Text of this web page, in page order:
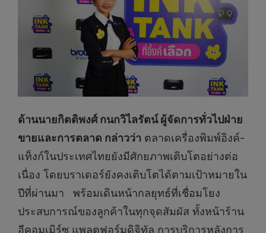
ด้านนายกิตติพงศ์ กนกวิไลรัตน์ ผู้จัดการทั่วไปฝ่าย
ขายและการตลาด กล่าวว่า ตลาดเครื่องพิมพ์อิงค์-
แท็งก์ในประเทศไทยยังมีศักยภาพเติบโตอย่างต่อ
เนื่อง โดยบราเดอร์ยังคงเติบโตได้ตามเป้าหมายใน
ปีที่ผ่านมา พร้อมเดินหน้ากลยุทธ์ที่เชื่อมโยง
ประสบการณ์ของลูกค้าในทุกจุดสัมผัส ทั้งหน้าร้าน
อีคอมเมิร์ซ แพลตฟอร์มดิจิทัล การบริการหลังการ